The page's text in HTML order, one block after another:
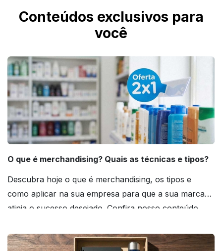
Conteúdos exclusivos para
você
O que é merchandising? Quais as técnicas e tipos?
Descubra hoje o que é merchandising, os tipos e
como aplicar na sua empresa para que a sua marca
atinja o sucesso desejado. Confira nosso conteúdo